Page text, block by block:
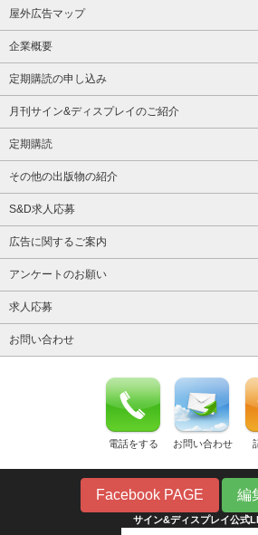
屋外広告マップ
企業概要
定期購読の申し込み
月刊サイン&ディスプレイのご紹介
定期購読
その他の出版物の紹介
S&D求人応募
広告に関するご案内
アンケートのお願い
求人応募
お問い合わせ
電話をする お問い合わせ
Facebook PAGE 編
サイン&ディスプレイ公式